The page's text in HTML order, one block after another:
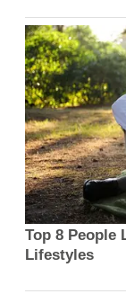
Top 8 People
Lifestyles